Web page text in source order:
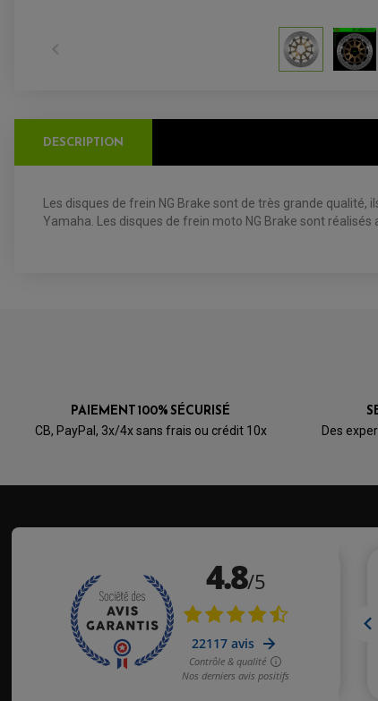

DESCRIPTION
Les disques de frein NG Brake sont de très grande
Yamaha. Les disques de frein moto NG Brake sont
PAIEMENT 100% SÉCURISÉ
CB, PayPal, 3x/4x sans frais ou crédit 10x Des